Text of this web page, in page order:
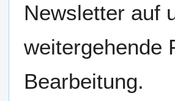
Newsletter auf
weitergehende
Bearbeitung.